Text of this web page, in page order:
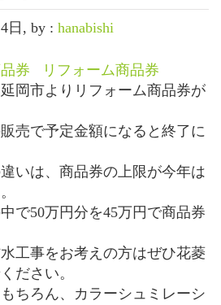
日, by : hanabishi
券
リフォーム商品券
岡市よりリフォーム商品券が
売で予定金額になると終了に
いは、商品券の上限が今年は
で50万円分を45万円で商品券
工事をお考えの方はぜひ花菱
ださい。
ちろん、カラーシュミレーシ